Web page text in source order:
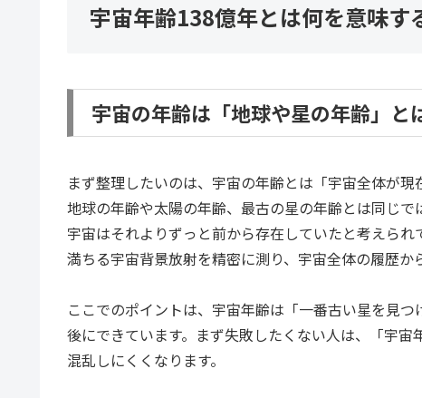
宇宙年齢138億年とは何を意味す
宇宙の年齢は「地球や星の年齢」と
まず整理したいのは、宇宙の年齢とは「宇宙全体が
地球の年齢や太陽の年齢、最古の星の年齢とは同じで
宇宙はそれよりずっと前から存在していたと考えられ
満ちる宇宙背景放射を精密に測り、宇宙全体の履歴か
ここでのポイントは、宇宙年齢は「一番古い星を見
後にできています。まず失敗したくない人は、「宇
混乱しにくくなります。